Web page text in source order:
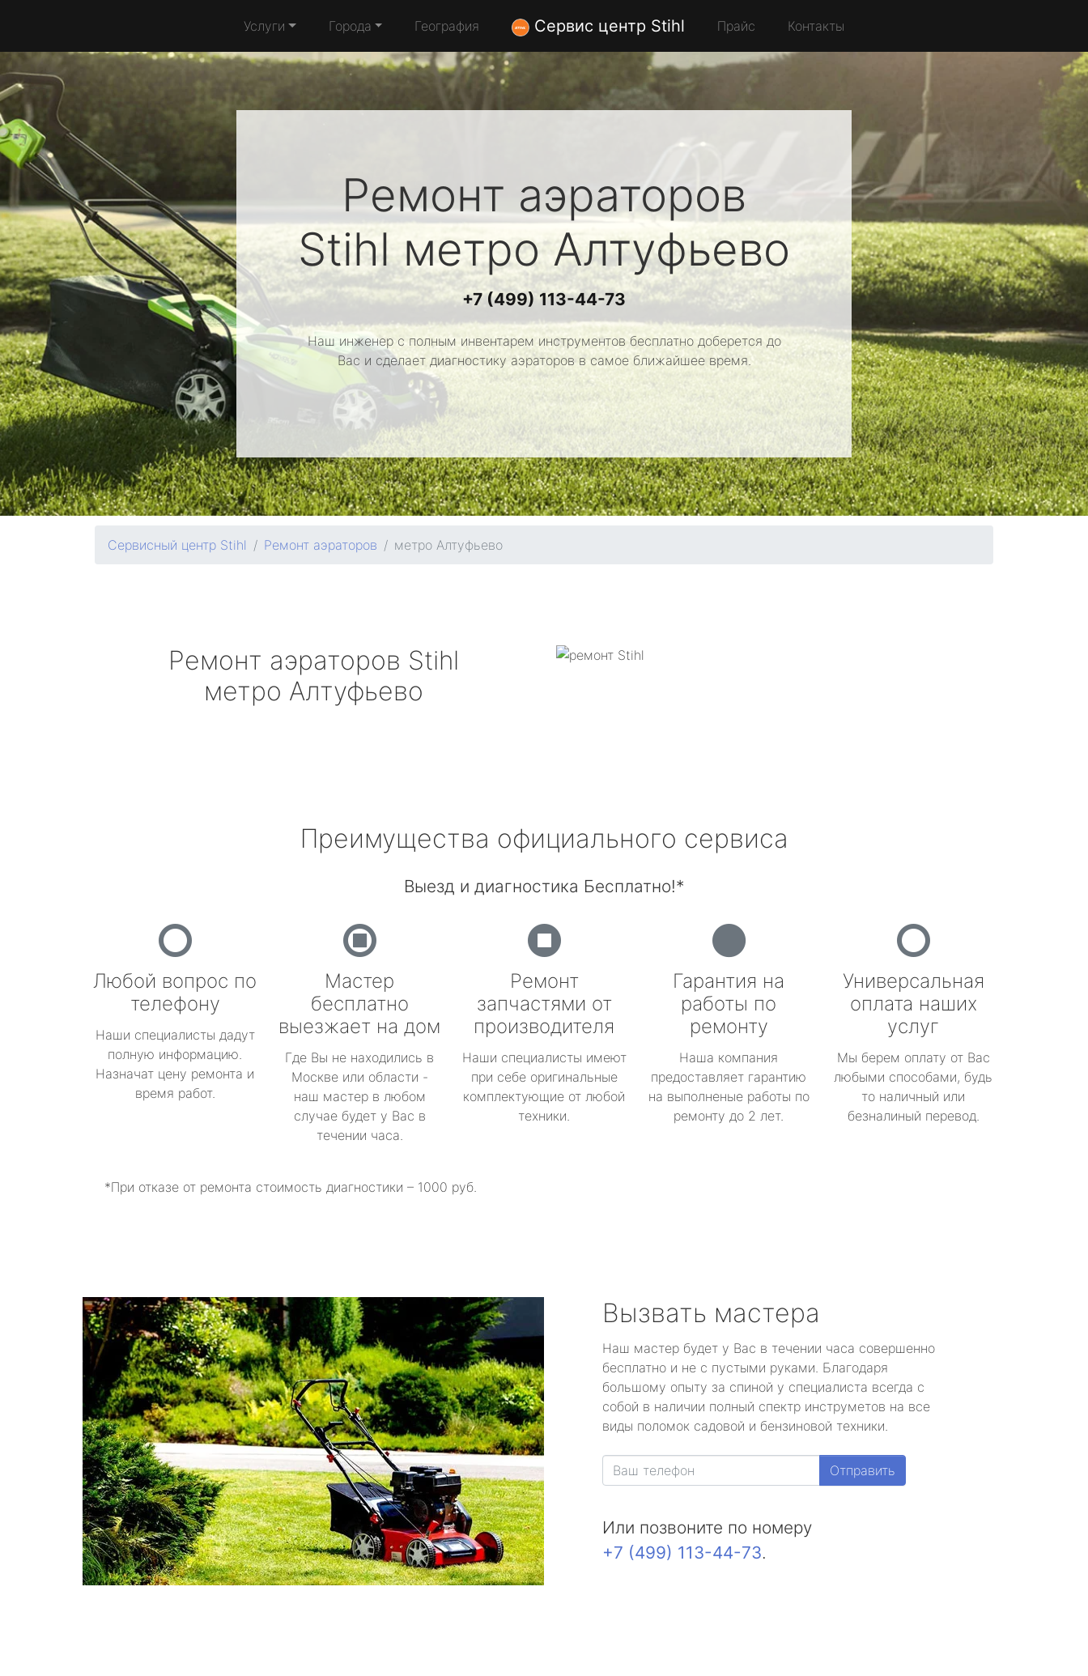
Услуги Города География Сервис центр Stihl Прайс Контакты
Ремонт аэраторов
Stihlметро Алтуфьево
+7 (499) 113-44-73
Наш инженер с полным инвентарем инструментов бесплатно доберется до
Вас и сделает диагностику аэраторов в самое ближайшее время.
Сервисный центр Stihl Ремонт аэраторов метро Алтуфьево
Ремонт аэраторов Stihl
метро Алтуфьево
Преимущества официального сервиса
Выезд и диагностика Бесплатно!*
Любой вопрос по
телефону
Наши специалисты дадут
полную информацию.
Назначат цену ремонта и
время работ.
Мастер
бесплатно
выезжает на дом
Где Вы не находились в
Москве или области -
наш мастер в любом
случае будет у Вас в
течении часа.
Ремонт
запчастями от
производителя
Наши специалисты имеют
при себе оригинальные
комплектующие от любой
техники.
Гарантия на
работы по
ремонту
Наша компания
предоставляет гарантию
на выполненые работы по
ремонту до 2 лет.
Универсальная
оплата наших
услуг
Мы берем оплату от Вас
любыми способами, будь
то наличный или
безналиный перевод.
*При отказе от ремонта стоимость диагностики – 1000 руб.
Вызвать мастера
Наш мастер будет у Вас в течении часа совершенно
бесплатно и не с пустыми руками. Благодаря
большому опыту за спиной у специалиста всегда с
собой в наличии полный спектр инструметов на все
виды поломок садовой и бензиновой техники.
Отправить
Или позвоните по номеру
+7 (499) 113-44-73.